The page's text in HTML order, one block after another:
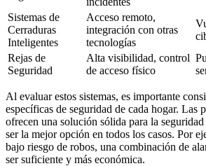
Sistemas de
Cerraduras
Inteligentes
Acceso remoto,
integración con otras
tecnologías
Rejas de
Seguridad
Alta visibilidad, control
de acceso físico
Al evaluar estos sistemas, es importante
específicas de seguridad de cada hogar. Las
ofrecen una solución sólida para la
ser la mejor opción en todos los casos. Por
bajo riesgo de robos, una combinación de
ser suficiente y más económica.